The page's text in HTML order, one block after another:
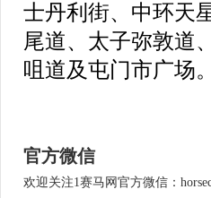
士丹利街、中环天
尾道、太子弥敦道
咀道及屯门市广场。
官方微信
欢迎关注1赛马网官方微信：